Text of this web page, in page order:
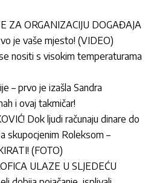
ZA ORGANIZACIJU DOGAĐAJA
je vaše mjesto! (VIDEO)
nositi s visokim temperaturama
– prvo je izašla Sandra
i ovaj takmičar!
Dok ljudi računaju dinare do
skupocjenim Roleksom –
(FOTO)
ULAZE U SLJEDEĆU